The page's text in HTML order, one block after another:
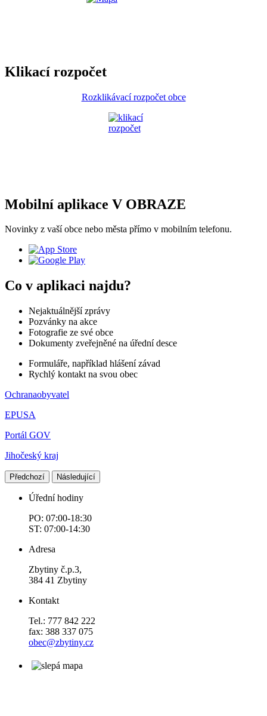
Klikací rozpočet
Rozklikávací rozpočet obce
Mobilní aplikace V OBRAZE
Novinky z vaší obce nebo města přímo v mobilním telefonu.
Co v aplikaci najdu?
Nejaktuálnější zprávy
Pozvánky na akce
Fotografie ze své obce
Dokumenty zveřejněné na úřední desce
Formuláře, například hlášení závad
Rychlý kontakt na svou obec
Ochranaobyvatel
EPUSA
Portál GOV
Jihočeský kraj
Předchozí Následující
Úřední hodiny
PO: 07:00-18:30
ST: 07:00-14:30
Adresa
Zbytiny č.p.3,
384 41 Zbytiny
Kontakt
Tel.: 777 842 222
fax: 388 337 075
obec@zbytiny.cz